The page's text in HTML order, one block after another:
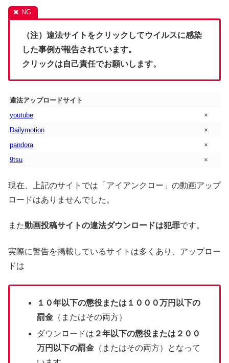
（注）違法サイトをクリックしてウイルスに感染
した事例が報告されています。
クリックは自己責任でお願いします。
違法アップロードサイト
youtube
×
Dailymotion
×
pandora
×
9tsu
×
現在、上記のサイトでは「アイアンクロー」の動画アップ
ロードはありませんでした。
また動画投稿サイトの違法ダウンロードは犯罪です。
実際に警告を掲載しているサイトは多くあり、アップロー
ドは
１０年以下の懲役または１０００万円以下の
罰金 （またはその両方）
ダウンロードは ２年以下の懲役または２００
万円以下の罰金 （またはその両方）となって